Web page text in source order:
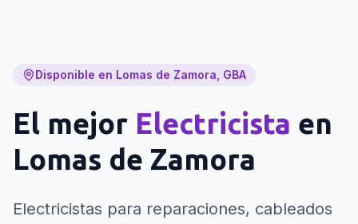
Disponible en Lomas de Zamora, GBA
El mejor Electricista en
Lomas de Zamora
Electricistas para reparaciones, cableados